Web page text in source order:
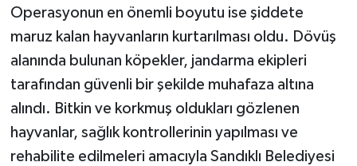
Operasyonun en önemli boyutu ise şiddete
maruz kalan hayvanların kurtarılması oldu. Dövüş
alanında bulunan köpekler, jandarma ekipleri
tarafından güvenli bir şekilde muhafaza altına
alındı. Bitkin ve korkmuş oldukları gözlenen
hayvanlar, sağlık kontrollerinin yapılması ve
rehabilite edilmeleri amacıyla Sandıklı Belediyesi